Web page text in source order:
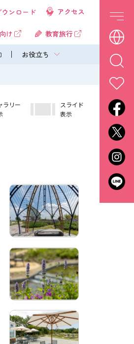
お役立ち
ンロード アクセス
け 教育旅行
ラリー
スライド
表示